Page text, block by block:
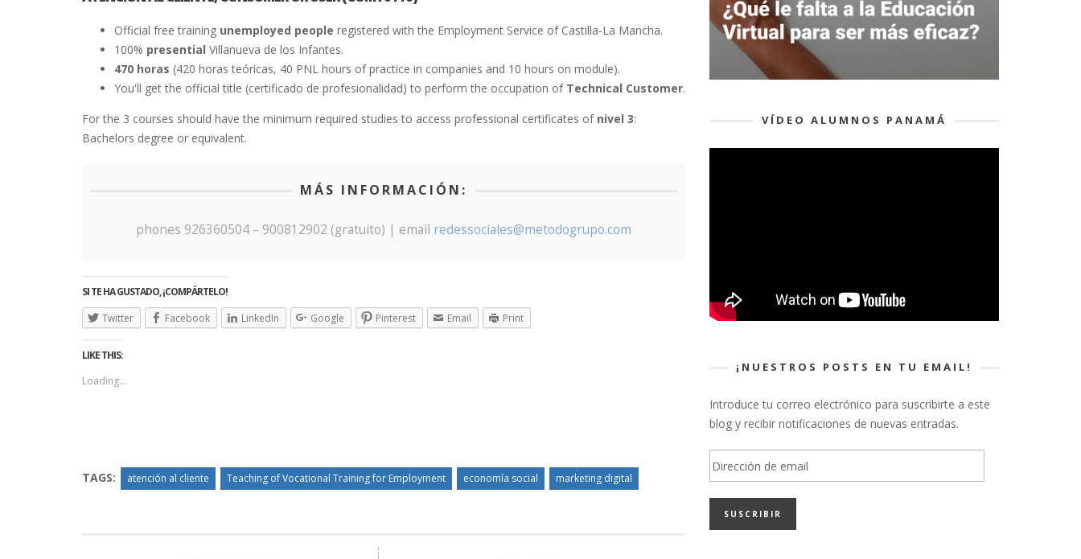
Official free training unemployed people registered with the Employment Service of Castilla-La Mancha.
100% presential Villanueva de los Infantes.
470 horas (420 horas teóricas, 40 PNL hours of practice in companies and 10 hours on module).
You'll get the official title (certificado de profesionalidad) to perform the occupation of Technical Customer.
For the 3 courses should have the minimum required studies to access professional certificates of nivel 3:
Bachelors degree or equivalent.
MÁS INFORMACIÓN:
phones 926360504 – 900812902 (gratuito) | email redessociales@metodogrupo.com
SI TE HA GUSTADO, ¡COMPÁRTELO!
Twitter
Facebook LinkedIn Google Pinterest Email Print
LIKE THIS:
Loading...
TAGS: atención al cliente Teaching of Vocational Training for Employment economía social marketing digital
VÍDEO ALUMNOS PANAMÁ
¡NUESTROS POSTS EN TU EMAIL!
Introduce tu correo electrónico para suscribirte a este
blog y recibir notificaciones de nuevas entradas.
Dirección
de
email